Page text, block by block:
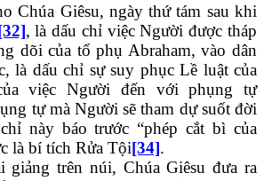
Chúa Giêsu, ngày thứ tám sau khi
, là dấu chỉ việc Người được tháp
dõi của tổ phụ Abraham, vào dân
là dấu chỉ sự suy phục Lề luật của
việc Người đến với phụng tự
tự mà Người sẽ tham dự suốt đời
này báo trước “phép cắt bì của
là bí tích Rửa Tội[34].
giảng trên núi, Chúa Giêsu đưa ra